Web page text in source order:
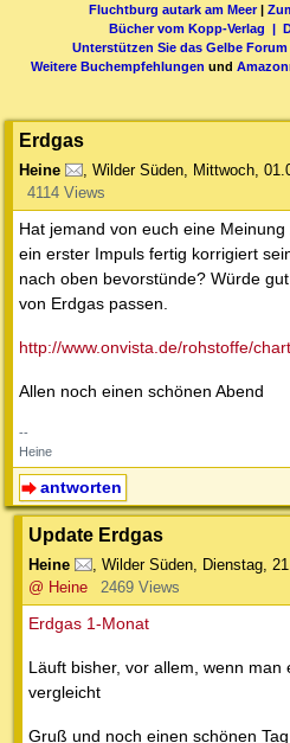
Fluchtburg autark am Meer|
Bücher vom Kopp-Verlag |
Unterstützen Sie das Gelbe Forum
Weitere Buchempfehlungen und
Erdgas
Heine , Wilder Süden, Mittwoch,
4114 Views
Hat jemand von euch eine
ein erster Impuls fertig korrigiert
nach oben bevorstünde? Würde
von Erdgas passen.
http://www.onvista.de/rohstoffe/
Allen noch einen schönen Abend
--
Heine
antworten
Update Erdgas
Heine , Wilder Süden, Dienstag,
@ Heine
2469 Views
Erdgas 1-Monat
Läuft bisher, vor allem, wenn
vergleicht
Gruß und noch einen schönen Tag